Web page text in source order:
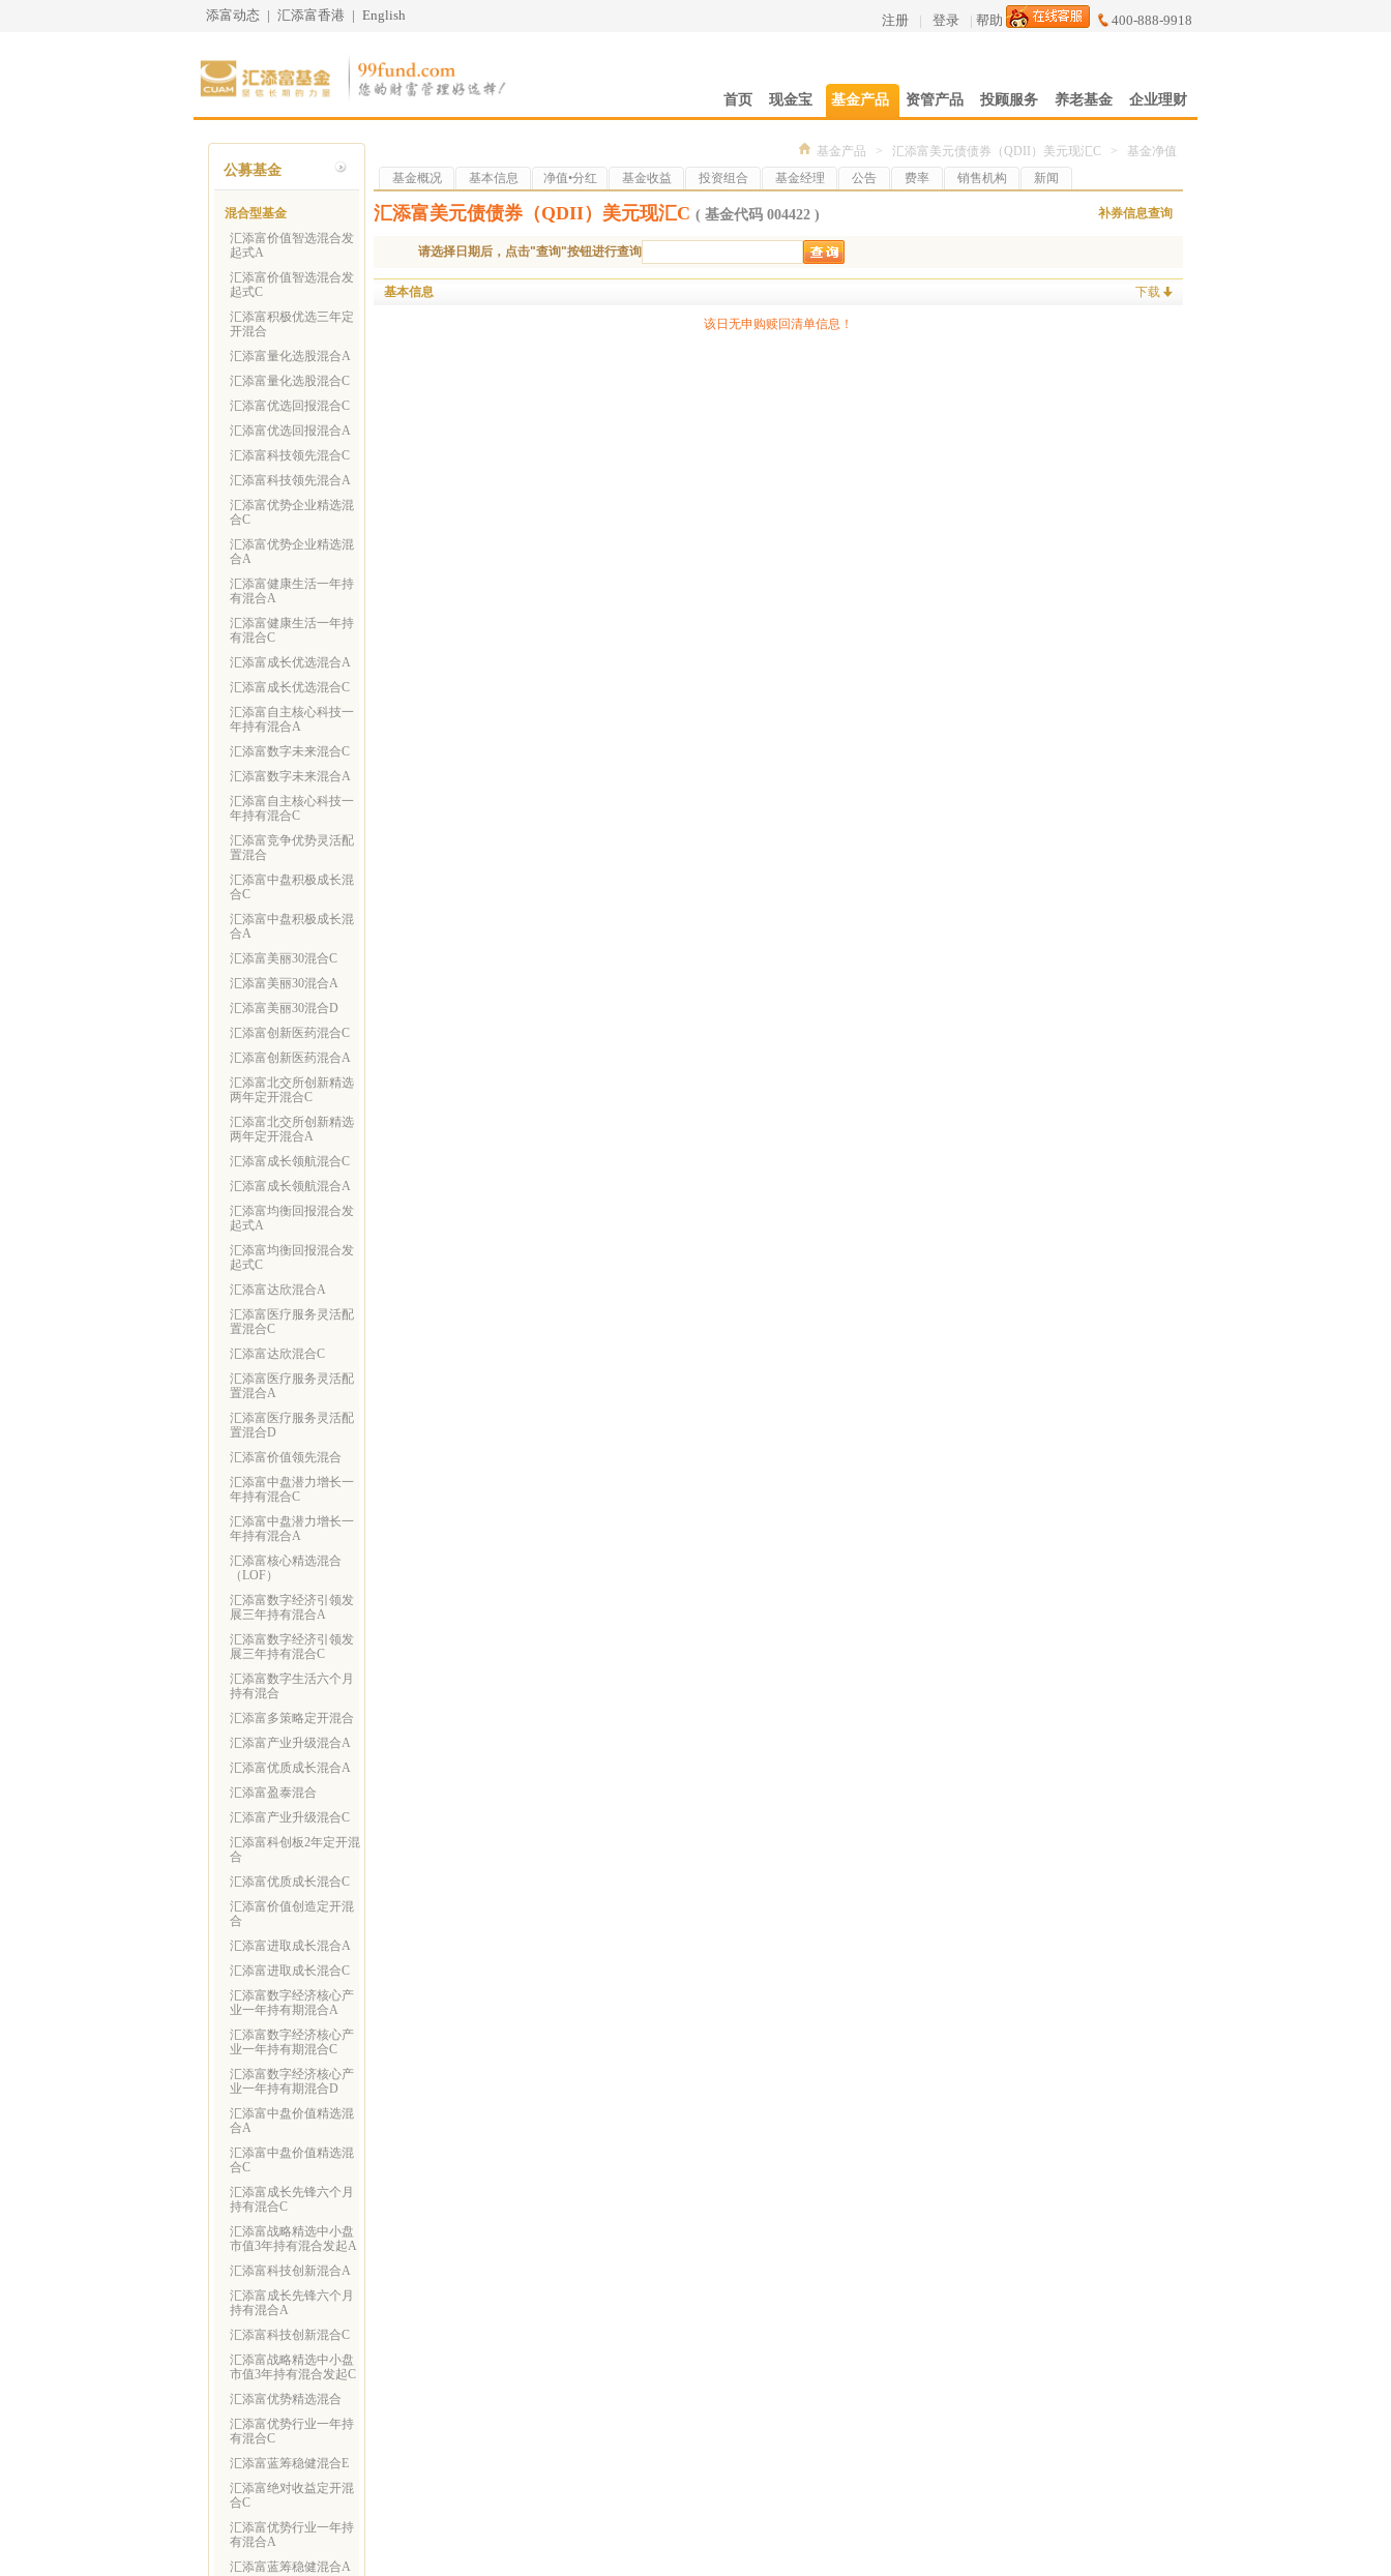
添富动态 | 汇添富香港 | English 注册 | 登录 | 帮助 400-888-9918
首页 现金宝 基金产品 资管产品 投顾服务 养老基金 企业理财
公募基金
混合型基金
汇添富价值智选混合发
起式A
汇添富价值智选混合发
起式C
汇添富积极优选三年定
开混合
汇添富量化选股混合A
汇添富量化选股混合C
汇添富优选回报混合C
汇添富优选回报混合A
汇添富科技领先混合C
汇添富科技领先混合A
汇添富优势企业精选混
合C
汇添富优势企业精选混
合A
汇添富健康生活一年持
有混合A
汇添富健康生活一年持
有混合C
汇添富成长优选混合A
汇添富成长优选混合C
汇添富自主核心科技一
年持有混合A
汇添富数字未来混合C
汇添富数字未来混合A
汇添富自主核心科技一
年持有混合C
汇添富竞争优势灵活配
置混合
汇添富中盘积极成长混
合C
汇添富中盘积极成长混
合A
汇添富美丽30混合C
汇添富美丽30混合A
汇添富美丽30混合D
汇添富创新医药混合C
汇添富创新医药混合A
汇添富北交所创新精选
两年定开混合C
汇添富北交所创新精选
两年定开混合A
汇添富成长领航混合C
汇添富成长领航混合A
汇添富均衡回报混合发
起式A
汇添富均衡回报混合发
起式C
汇添富达欣混合A
汇添富医疗服务灵活配
置混合C
汇添富达欣混合C
汇添富医疗服务灵活配
置混合A
汇添富医疗服务灵活配
置混合D
汇添富价值领先混合
汇添富中盘潜力增长一
年持有混合C
汇添富中盘潜力增长一
年持有混合A
汇添富核心精选混合
（LOF）
汇添富数字经济引领发
展三年持有混合A
汇添富数字经济引领发
展三年持有混合C
汇添富数字生活六个月
持有混合
汇添富多策略定开混合
汇添富产业升级混合A
汇添富优质成长混合A
汇添富盈泰混合
汇添富产业升级混合C
汇添富科创板2年定开混
合
汇添富优质成长混合C
汇添富价值创造定开混
合
汇添富进取成长混合A
汇添富进取成长混合C
汇添富数字经济核心产
业一年持有期混合A
汇添富数字经济核心产
业一年持有期混合C
汇添富数字经济核心产
业一年持有期混合D
汇添富中盘价值精选混
合A
汇添富中盘价值精选混
合C
汇添富成长先锋六个月
持有混合C
汇添富战略精选中小盘
市值3年持有混合发起A
汇添富科技创新混合A
汇添富成长先锋六个月
持有混合A
汇添富科技创新混合C
汇添富战略精选中小盘
市值3年持有混合发起C
汇添富优势精选混合
汇添富优势行业一年持
有混合C
汇添富蓝筹稳健混合E
汇添富绝对收益定开混
合C
汇添富优势行业一年持
有混合A
汇添富蓝筹稳健混合A
基金产品 > 汇添富美元债债券（QDII）美元现汇C > 基金净值
基金概况 基本信息 净值•分红 基金收益 投资组合 基金经理 公告 费率 销售机构 新闻
汇添富美元债债券（QDII）美元现汇C ( 基金代码 004422 ) 补券信息查询
请选择日期后，点击"查询"按钮进行查询
基本信息 下载
该日无申购赎回清单信息！